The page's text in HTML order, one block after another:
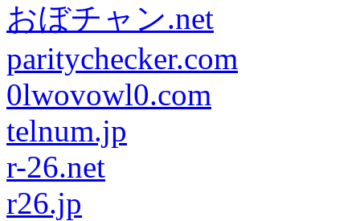
おぼチャン.net
paritychecker.com
0lwovowl0.com
telnum.jp
r-26.net
r26.jp